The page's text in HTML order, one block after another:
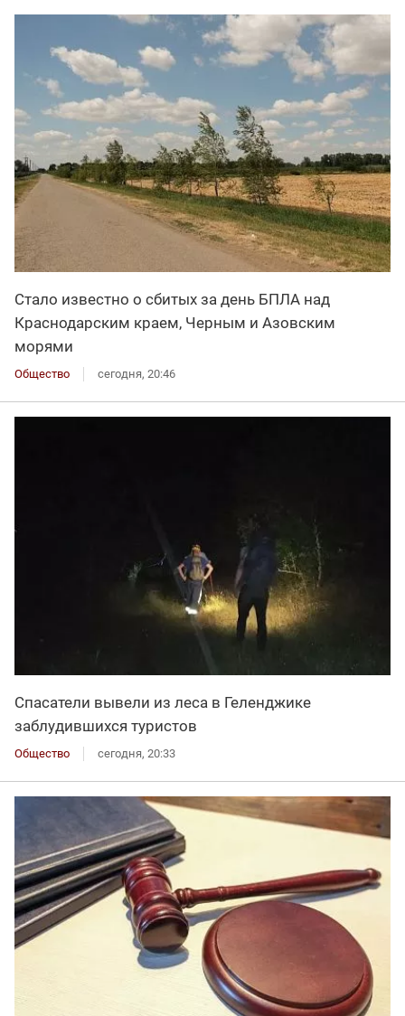
Стало известно о сбитых за день БПЛА над
Краснодарским краем, Черным и Азовским
морями
Общество сегодня, 20:46
Спасатели вывели из леса в Геленджике
заблудившихся туристов
Общество сегодня, 20:33